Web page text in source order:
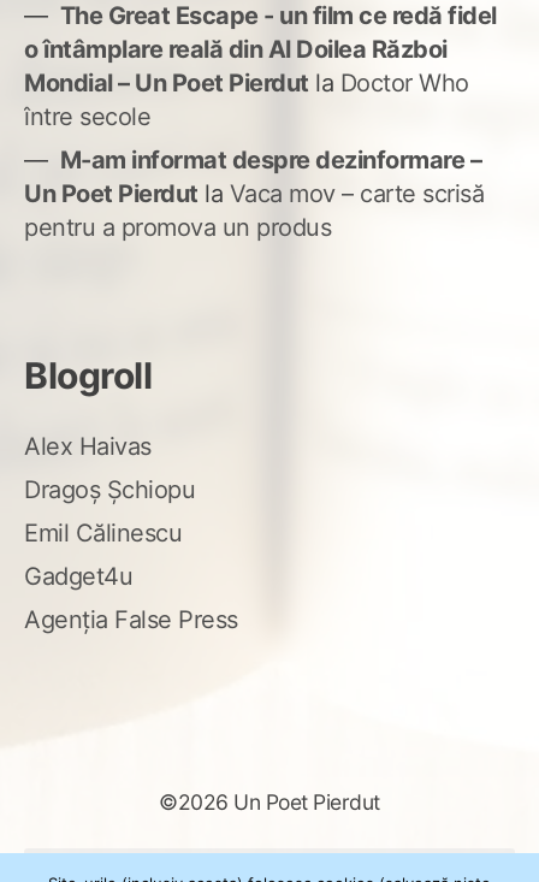
The Great Escape - un film ce redă fidel
o întâmplare reală din Al Doilea Război
Mondial – Un Poet Pierdut la Doctor Who
între secole
M-am informat despre dezinformare –
Un Poet Pierdut la Vaca mov – carte scrisă
pentru a promova un produs
Blogroll
Alex Haivas
Dragoș Șchiopu
Emil Călinescu
Gadget4u
Agenția False Press
©2026 Un Poet Pierdut